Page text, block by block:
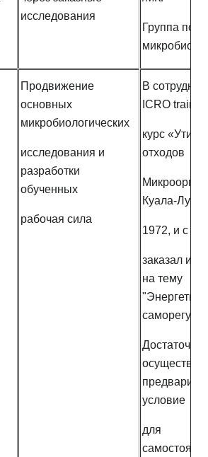
исследования
Группа по
Продвижение
основных
микробиологических
исследования и
разработки
обученных
рабочая сила
В
ICRO
курс
отходов
Куала-
1972, и с
заказал
на тему
условие
для